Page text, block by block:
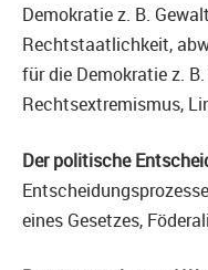
Demokratie z. B.
Rechtstaatlichkeit,
für die Demokratie z.
Rechtsextremismus,
Der politische
eines Gesetzes,